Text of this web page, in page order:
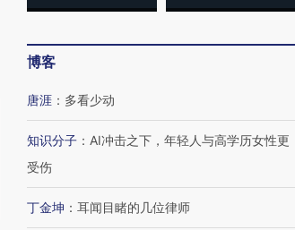
博客
唐涯 ： 多看少动
知识分子 ： AI冲击之下，年轻人与高学历女性更
受伤
丁金坤 ： 耳闻目睹的几位律师